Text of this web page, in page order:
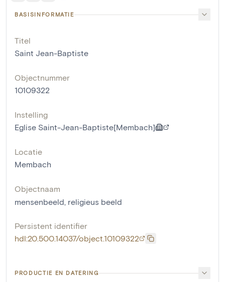
BASISINFORMATIE
Titel
Saint Jean-Baptiste
Objectnummer
10109322
Instelling
Eglise Saint-Jean-Baptiste[Membach]
Locatie
Membach
Objectnaam
mensenbeeld, religieus beeld
Persistent identifier
hdl:20.500.14037/object.10109322
PRODUCTIE EN DATERING